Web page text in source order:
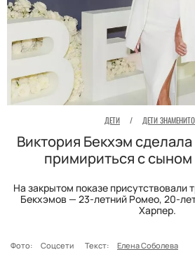
ДЕТИ / ДЕТИ
Виктория Бекхэм
примириться с
На закрытом показе присутствовали
Бекхэмов — 23-летний Ромео, 20-
Харпер.
Фото: Соцсети Текст: Елена Соболева